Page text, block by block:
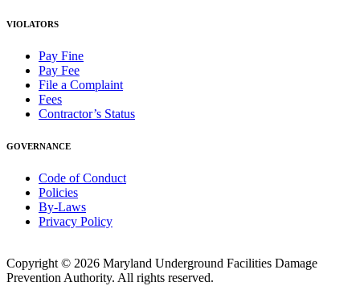
VIOLATORS
Pay Fine
Pay Fee
File a Complaint
Fees
Contractor’s Status
GOVERNANCE
Code of Conduct
Policies
By-Laws
Privacy Policy
Copyright © 2026 Maryland Underground Facilities Damage
Prevention Authority. All rights reserved.